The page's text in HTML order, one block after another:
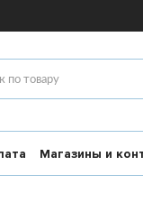
Магазины и